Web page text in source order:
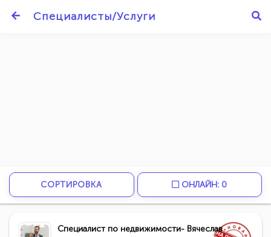
Специалисты/Услуги
СОРТИРОВКА ОНЛАЙН: 0
Специалист по недвижимости- Вячеслав